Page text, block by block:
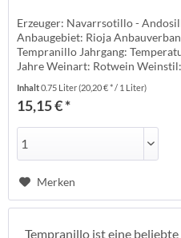
Erzeuger: Navarrsotillo -
Anbaugebiet: Rioja
Tempranillo Jahrgang:
Jahre Weinart: Rotwein
trocken Passt zu:
Alkohol (%): 13,8 Restzucker (g/
ES-ECO-035-RI...
Inhalt0.75 Liter(20,20 € * / 1 Liter)
15,15 € *
Merken
Tempranillo ist eine